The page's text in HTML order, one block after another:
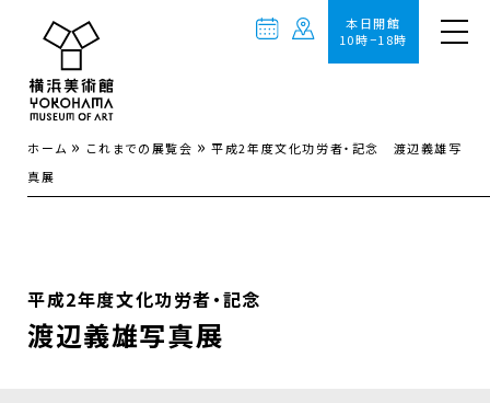
本日開館
10時−18時
ホーム » これまでの展覧会 » 平成2年度文化功労者・記念 渡辺義雄写
真展
平成2年度文化功労者・記念
渡辺義雄写真展